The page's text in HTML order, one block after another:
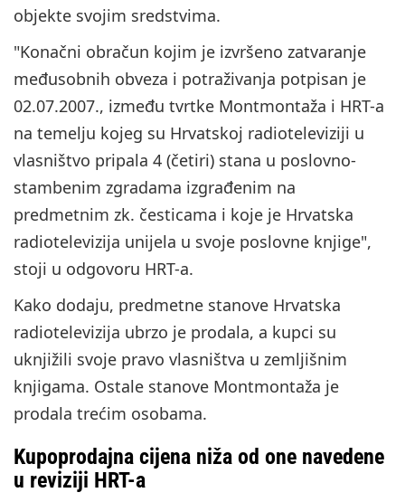
objekte svojim sredstvima.
"Konačni obračun kojim je izvršeno zatvaranje
međusobnih obveza i potraživanja potpisan je
02.07.2007., između tvrtke Montmontaža i HRT-a
na temelju kojeg su Hrvatskoj radioteleviziji u
vlasništvo pripala 4 (četiri) stana u poslovno-
stambenim zgradama izgrađenim na
predmetnim zk. česticama i koje je Hrvatska
radiotelevizija unijela u svoje poslovne knjige",
stoji u odgovoru HRT-a.
Kako dodaju, predmetne stanove Hrvatska
radiotelevizija ubrzo je prodala, a kupci su
uknjižili svoje pravo vlasništva u zemljišnim
knjigama. Ostale stanove Montmontaža je
prodala trećim osobama.
Kupoprodajna cijena niža od one navedene
u reviziji HRT-a